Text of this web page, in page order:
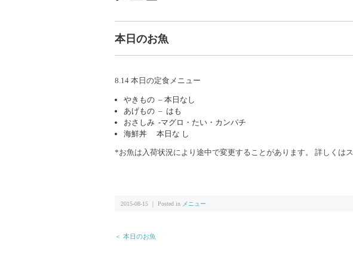
本日のお魚
8.14 本日の定食メニュー
やきもの – 本日なし
あげもの – はも
おさしみ -マグロ・たい・カンパチ
海鮮丼 本日な し
*お魚は入荷状況により途中で変更することがあります。 詳しくは
2015-08-15 ｜ Posted in メニュー
＜ 本日のお魚